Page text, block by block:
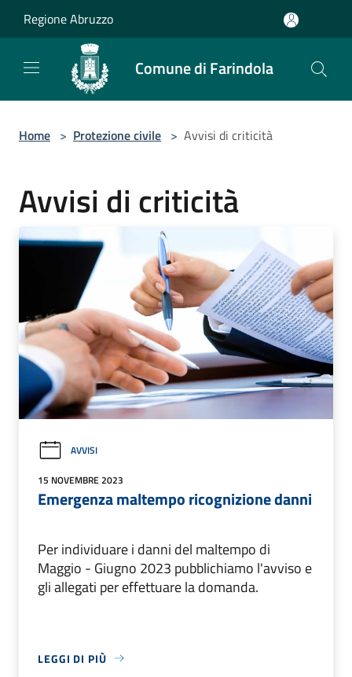
Regione Abruzzo
Comune di Farindola
Home > Protezione civile > Avvisi di criticità
Avvisi di criticità
AVVISI
15 NOVEMBRE 2023
Emergenza maltempo ricognizione danni
Per individuare i danni del maltempo di
Maggio - Giugno 2023 pubblichiamo l'avviso e
gli allegati per effettuare la domanda.
LEGGI DI PIÙ